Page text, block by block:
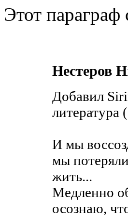
Этот параграф
Нестеров
Добавил
литература
И мы
мы
жить...
Медленно
осознаю,